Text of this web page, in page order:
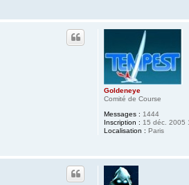
Goldeneye
Comité de Course
Messages : 1444
Inscription : 15 déc. 2005
Localisation : Paris